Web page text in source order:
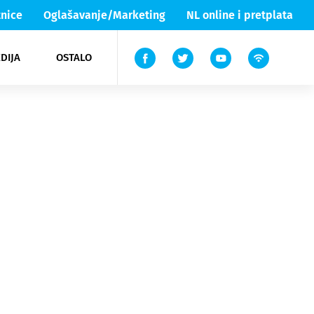
Oglašavanje/Marketing NL online i pretplata
OSTALO
Lika & Senj
TV